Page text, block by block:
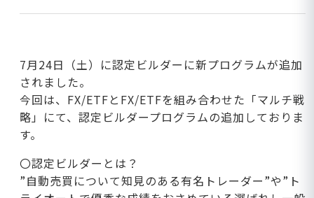
7月24日（土）に認定ビルダーに新プログラムが追加
されました。
今回は、FX/ETFとFX/ETFを組み合わせた「マルチ戦
略」にて、認定ビルダープログラムの追加しておりま
す。
〇認定ビルダーとは？
”自動売買について知見のある有名トレーダー”や”ト